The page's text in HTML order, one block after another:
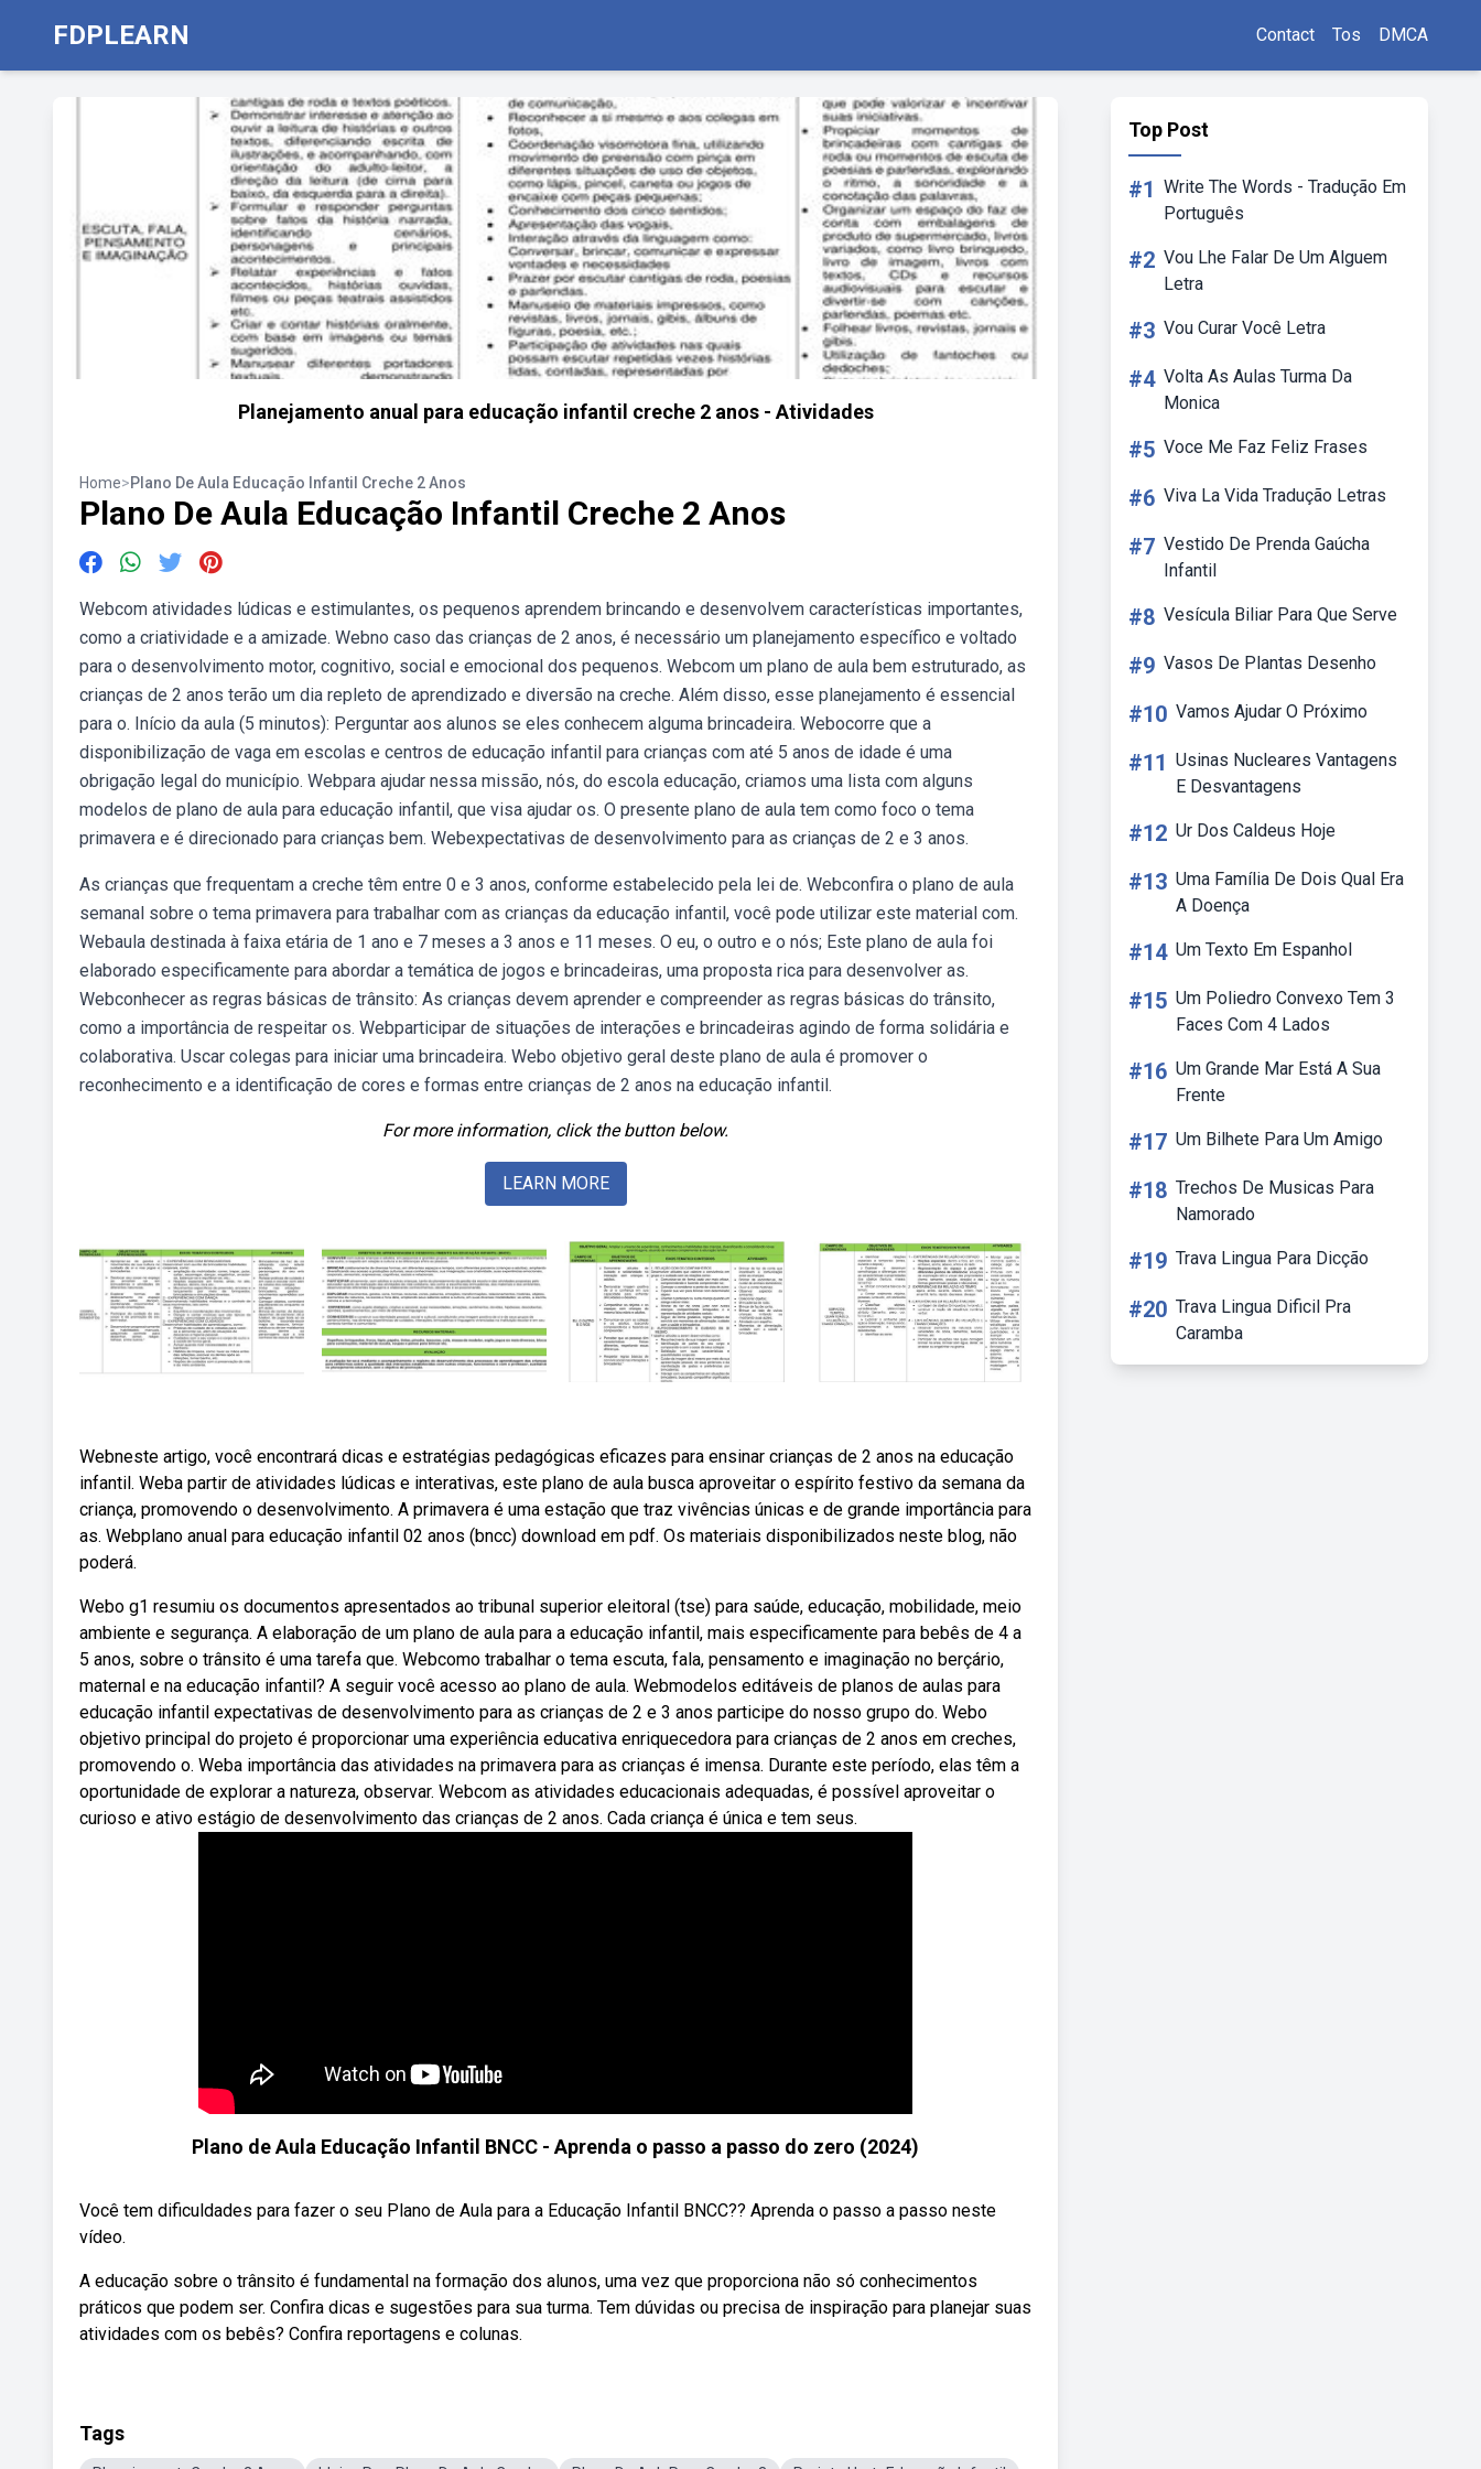
FDPLEARN Contact Tos DMCA
Planejamento anual para educação infantil creche 2 anos - Atividades
Home>Plano De Aula Educação Infantil Creche 2 Anos
Plano De Aula Educação Infantil Creche 2 Anos
Webcom atividades lúdicas e estimulantes, os pequenos aprendem brincando e desenvolvem características importantes,
como a criatividade e a amizade. Webno caso das crianças de 2 anos, é necessário um planejamento específico e voltado
para o desenvolvimento motor, cognitivo, social e emocional dos pequenos. Webcom um plano de aula bem estruturado, as
crianças de 2 anos terão um dia repleto de aprendizado e diversão na creche. Além disso, esse planejamento é essencial
para o. Início da aula (5 minutos): Perguntar aos alunos se eles conhecem alguma brincadeira. Webocorre que a
disponibilização de vaga em escolas e centros de educação infantil para crianças com até 5 anos de idade é uma
obrigação legal do município. Webpara ajudar nessa missão, nós, do escola educação, criamos uma lista com alguns
modelos de plano de aula para educação infantil, que visa ajudar os. O presente plano de aula tem como foco o tema
primavera e é direcionado para crianças bem. Webexpectativas de desenvolvimento para as crianças de 2 e 3 anos.
As crianças que frequentam a creche têm entre 0 e 3 anos, conforme estabelecido pela lei de. Webconfira o plano de aula
semanal sobre o tema primavera para trabalhar com as crianças da educação infantil, você pode utilizar este material com.
Webaula destinada à faixa etária de 1 ano e 7 meses a 3 anos e 11 meses. O eu, o outro e o nós; Este plano de aula foi
elaborado especificamente para abordar a temática de jogos e brincadeiras, uma proposta rica para desenvolver as.
Webconhecer as regras básicas de trânsito: As crianças devem aprender e compreender as regras básicas do trânsito,
como a importância de respeitar os. Webparticipar de situações de interações e brincadeiras agindo de forma solidária e
colaborativa. Uscar colegas para iniciar uma brincadeira. Webo objetivo geral deste plano de aula é promover o
reconhecimento e a identificação de cores e formas entre crianças de 2 anos na educação infantil.
For more information, click the button below.
LEARN MORE
Webneste artigo, você encontrará dicas e estratégias pedagógicas eficazes para ensinar crianças de 2 anos na educação
infantil. Weba partir de atividades lúdicas e interativas, este plano de aula busca aproveitar o espírito festivo da semana da
criança, promovendo o desenvolvimento. A primavera é uma estação que traz vivências únicas e de grande importância para
as. Webplano anual para educação infantil 02 anos (bncc) download em pdf. Os materiais disponibilizados neste blog, não
poderá.
Webo g1 resumiu os documentos apresentados ao tribunal superior eleitoral (tse) para saúde, educação, mobilidade, meio
ambiente e segurança. A elaboração de um plano de aula para a educação infantil, mais especificamente para bebês de 4 a
5 anos, sobre o trânsito é uma tarefa que. Webcomo trabalhar o tema escuta, fala, pensamento e imaginação no berçário,
maternal e na educação infantil? A seguir você acesso ao plano de aula. Webmodelos editáveis de planos de aulas para
educação infantil expectativas de desenvolvimento para as crianças de 2 e 3 anos participe do nosso grupo do. Webo
objetivo principal do projeto é proporcionar uma experiência educativa enriquecedora para crianças de 2 anos em creches,
promovendo o. Weba importância das atividades na primavera para as crianças é imensa. Durante este período, elas têm a
oportunidade de explorar a natureza, observar. Webcom as atividades educacionais adequadas, é possível aproveitar o
curioso e ativo estágio de desenvolvimento das crianças de 2 anos. Cada criança é única e tem seus.
Plano de Aula Educação Infantil BNCC - Aprenda o passo a passo do zero (2024)
Você tem dificuldades para fazer o seu Plano de Aula para a Educação Infantil BNCC?? Aprenda o passo a passo neste
vídeo.
A educação sobre o trânsito é fundamental na formação dos alunos, uma vez que proporciona não só conhecimentos
práticos que podem ser. Confira dicas e sugestões para sua turma. Tem dúvidas ou precisa de inspiração para planejar suas
atividades com os bebês? Confira reportagens e colunas.
Tags
Top Post
#1 Write The Words - Tradução Em
Português
#2 Vou Lhe Falar De Um Alguem
Letra
#3 Vou Curar Você Letra
#4 Volta As Aulas Turma Da
Monica
#5 Voce Me Faz Feliz Frases
#6 Viva La Vida Tradução Letras
#7 Vestido De Prenda Gaúcha
Infantil
#8 Vesícula Biliar Para Que Serve
#9 Vasos De Plantas Desenho
#10 Vamos Ajudar O Próximo
#11 Usinas Nucleares Vantagens
E Desvantagens
#12 Ur Dos Caldeus Hoje
#13 Uma Família De Dois Qual Era
A Doença
#14 Um Texto Em Espanhol
#15 Um Poliedro Convexo Tem 3
Faces Com 4 Lados
#16 Um Grande Mar Está A Sua
Frente
#17 Um Bilhete Para Um Amigo
#18 Trechos De Musicas Para
Namorado
#19 Trava Lingua Para Dicção
#20 Trava Lingua Dificil Pra
Caramba